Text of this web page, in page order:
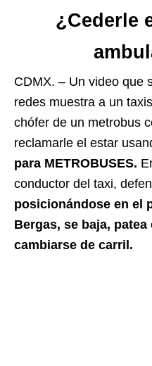
¿Cederle
CDMX. – Un video que
redes muestra a un
chófer de un metrobus
reclamarle el estar
para METROBUSES.
conductor del taxi,
posicionándose en el
Bergas, se baja,
cambiarse de carril.